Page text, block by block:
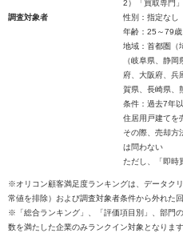
2）「買取専門
調査対象者
性別：指定なし
年齢：25～79歳
地域：首都圏（
（岐阜県、静
府、大阪府、兵
賀県、長崎県、
条件：過去7年
住居用戸建てを
その際、売却方
は問わない
ただし、「即時
※オリコン顧客満足度ランキングは、データク
常値を排除）および調査対象者条件から外れた
※「総合ランキング」、「評価項目別」、部門
数を満たした企業のみランクイン対象となりま